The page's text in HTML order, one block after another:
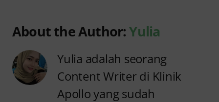
About the Author:Yulia
Yulia adalah seorang
Content Writer di Klinik
Apollo yang sudah